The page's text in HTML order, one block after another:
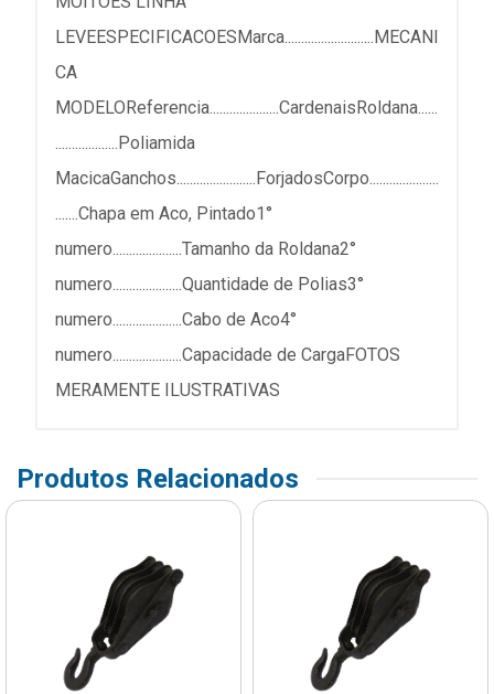
LEVEESPECIFICACOESMarca...........................MECANI
CA
MODELOReferencia.....................CardenaisRoldana......
...................Poliamida
MacicaGanchos........................ForjadosCorpo.....................
.......Chapa em Aco, Pintado1°
numero.....................Tamanho da Roldana2°
numero.....................Quantidade de Polias3°
numero.....................Cabo de Aco4°
numero.....................Capacidade de CargaFOTOS
MERAMENTE ILUSTRATIVAS
Produtos Relacionados